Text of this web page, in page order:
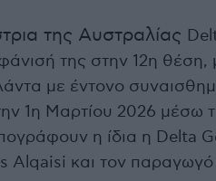
της Αυστραλίας
της στην 12η θέση,
με έντονο
1η Μαρτίου 2026 μέσω
η ίδια η Delta
Alqaisi και τον